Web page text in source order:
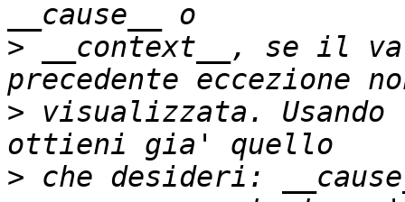
> __context__, se il
> visualizzata.
> che desideri: